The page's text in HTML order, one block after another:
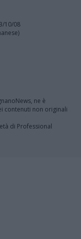
10/08
ne è
contenuti non originali
di Professional